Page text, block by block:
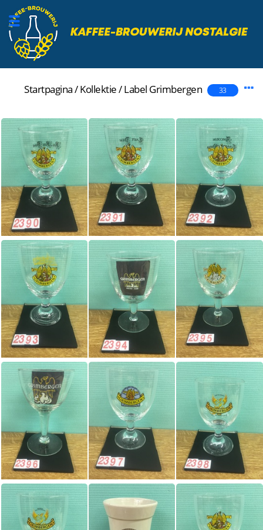
Startpagina/Kollektie/Label Grimbergen 33